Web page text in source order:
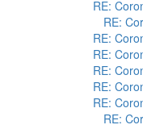
RE:
RE:
RE:
RE:
RE:
RE:
RE:
RE: